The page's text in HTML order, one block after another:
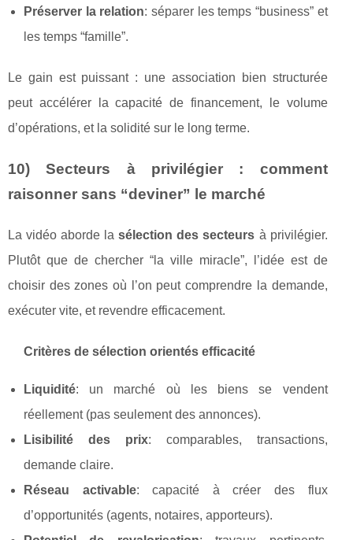
Préserver la relation: séparer les temps “business” et
les temps “famille”.
Le gain est puissant : une association bien structurée
peut accélérer la capacité de financement, le volume
d’opérations, et la solidité sur le long terme.
10) Secteurs à privilégier : comment
raisonner sans “deviner” le marché
La vidéo aborde lasélection des secteurs à privilégier.
Plutôt que de chercher “la ville miracle”, l’idée est de
choisir des zones où l’on peut comprendre la demande,
exécuter vite, et revendre efficacement.
Critères de sélection orientés efficacité
Liquidité: un marché où les biens se vendent
réellement (pas seulement des annonces).
Lisibilité des prix: comparables, transactions,
demande claire.
Réseau activable: capacité à créer des flux
d’opportunités (agents, notaires, apporteurs).